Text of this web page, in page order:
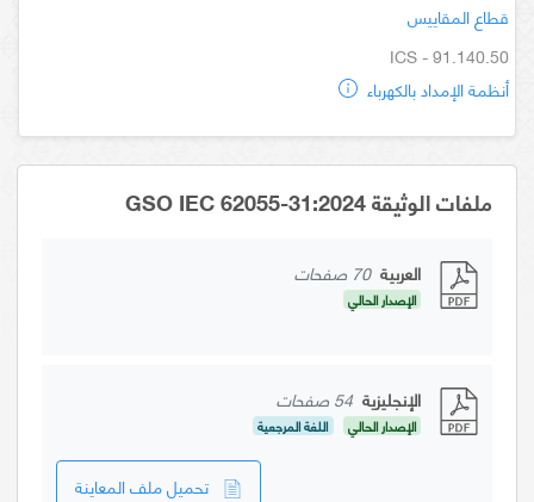
قطاع المقاييس
ICS - 91.140.50
أنظمة الإمداد بالكهرباء
ملفات الوثيقة GSO IEC 62055-31:2024
العربية 70 صفحات
الإصدار الحالي
الإنجليزية 54 صفحات
الإصدار الحالي اللغة المرجعية
تحميل ملف المعاينة